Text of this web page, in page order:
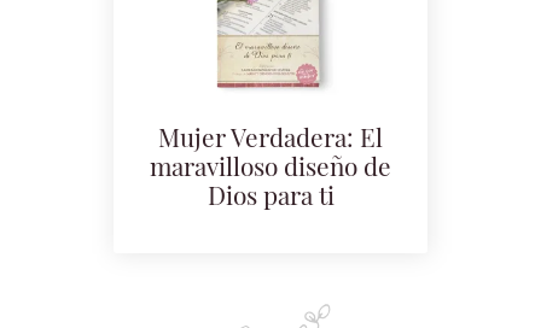
Mujer Verdadera: El
maravilloso diseño de
Dios para ti